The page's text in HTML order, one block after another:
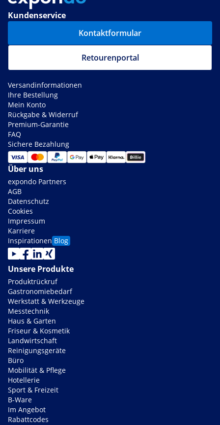
Kundenservice
Kontaktformular
Retourenportal
Versandinformationen
Ihre Bestellung
Mein Konto
Rückgabe & Widerruf
Premium-Garantie
FAQ
Sichere Bezahlung
Über uns
expondo Partners
AGB
Datenschutz
Cookies
Impressum
Karriere
Inspirationen Blog
Unsere Produkte
Produktrückruf
Gastronomiebedarf
Werkstatt & Werkzeuge
Messtechnik
Haus & Garten
Friseur & Kosmetik
Landwirtschaft
Reinigungsgeräte
Büro
Mobilität & Pflege
Hotellerie
Sport & Freizeit
B-Ware
Im Angebot
Rabattcodes